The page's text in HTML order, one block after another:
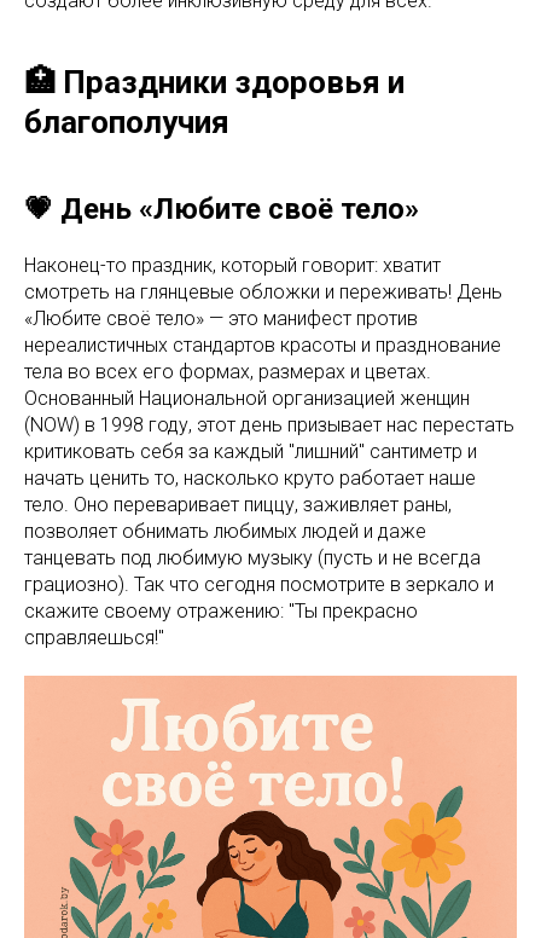
🏥 Праздники здоровья и
благополучия
💗 День «Любите своё тело»
Наконец-то праздник, который говорит: хватит
смотреть на глянцевые обложки и переживать! День
«Любите своё тело» — это манифест против
нереалистичных стандартов красоты и празднование
тела во всех его формах, размерах и цветах.
Основанный Национальной организацией женщин
(NOW) в 1998 году, этот день призывает нас перестать
критиковать себя за каждый "лишний" сантиметр и
начать ценить то, насколько круто работает наше
тело. Оно переваривает пиццу, заживляет раны,
позволяет обнимать любимых людей и даже
танцевать под любимую музыку (пусть и не всегда
грациозно). Так что сегодня посмотрите в зеркало и
скажите своему отражению: "Ты прекрасно
справляешься!"